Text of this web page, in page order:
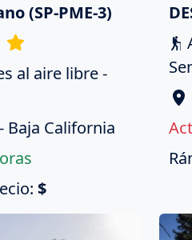
(SP-PME-3)
al aire libre -
Baja California
$